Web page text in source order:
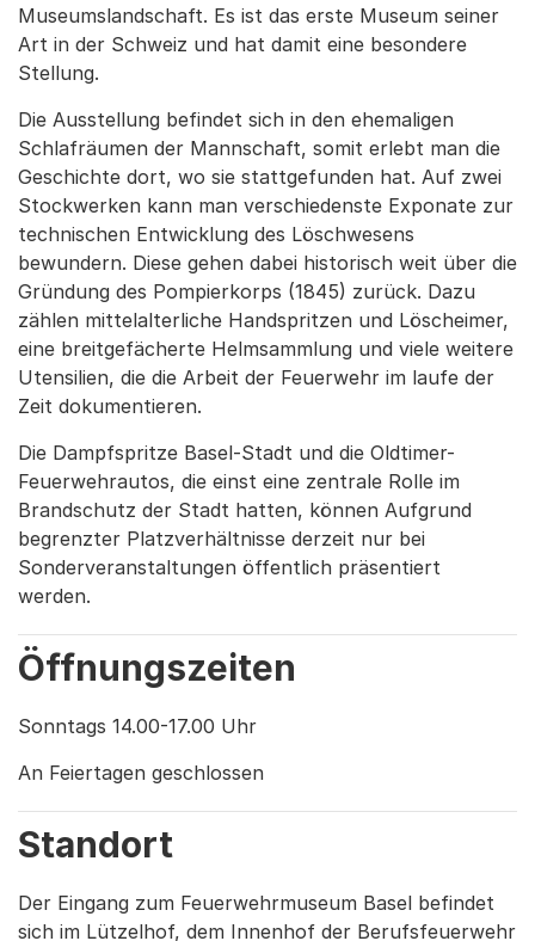
Museumslandschaft. Es ist das erste Museum seiner
Art in der Schweiz und hat damit eine besondere
Stellung.
Die Ausstellung befindet sich in den ehemaligen
Schlafräumen der Mannschaft, somit erlebt man die
Geschichte dort, wo sie stattgefunden hat. Auf zwei
Stockwerken kann man verschiedenste Exponate zur
technischen Entwicklung des Löschwesens
bewundern. Diese gehen dabei historisch weit über die
Gründung des Pompierkorps (1845) zurück. Dazu
zählen mittelalterliche Handspritzen und Löscheimer,
eine breitgefächerte Helmsammlung und viele weitere
Utensilien, die die Arbeit der Feuerwehr im laufe der
Zeit dokumentieren.
Die Dampfspritze Basel-Stadt und die Oldtimer-
Feuerwehrautos, die einst eine zentrale Rolle im
Brandschutz der Stadt hatten, können Aufgrund
begrenzter Platzverhältnisse derzeit nur bei
Sonderveranstaltungen öffentlich präsentiert
werden.
Öffnungszeiten
Sonntags 14.00-17.00 Uhr
An Feiertagen geschlossen
Standort
Der Eingang zum Feuerwehrmuseum Basel befindet
sich im Lützelhof, dem Innenhof der Berufsfeuerwehr